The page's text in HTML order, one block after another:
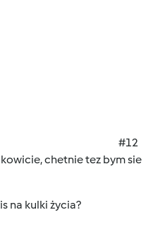
#12
chetnie tez bym sie
na kulki życia?